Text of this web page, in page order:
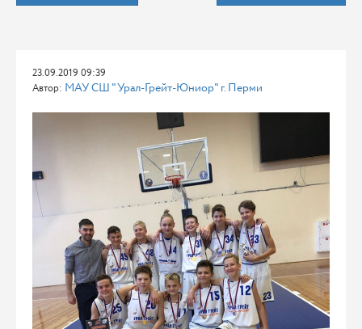
23.09.2019 09:39
Автор: МАУ СШ "Урал-Грейт-Юниор" г. Перми